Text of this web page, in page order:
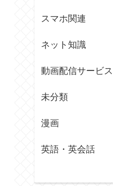
スマホ関連
ネット知識
動画配信サービス
未分類
漫画
英語・英会話